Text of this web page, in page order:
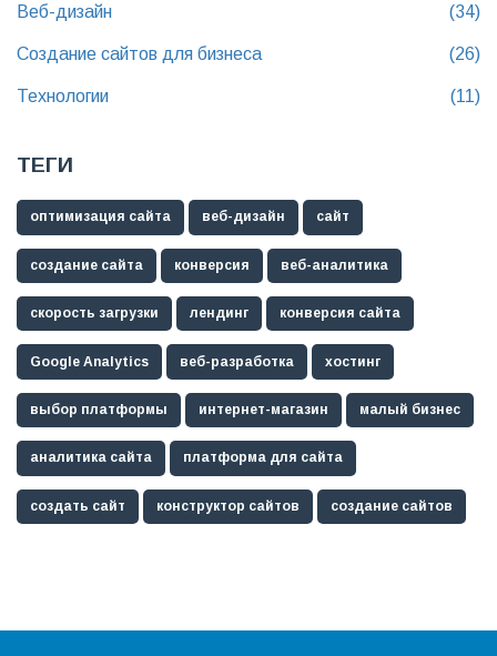
Веб-дизайн (34)
Создание сайтов для бизнеса (26)
Технологии (11)
ТЕГИ
оптимизация сайта веб-дизайн сайт
создание сайта конверсия веб-аналитика
скорость загрузки лендинг конверсия сайта
Google Analytics веб-разработка хостинг
выбор платформы интернет-магазин малый бизнес
аналитика сайта платформа для сайта
создать сайт конструктор сайтов создание сайтов